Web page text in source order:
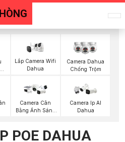
Lắp Camera Wifi
Dahua
Camera Dahua
Chống Trộm
Camera Cân
Bằng Ánh Sáng
Camera Ip AI
Dahua
POE DAHUA